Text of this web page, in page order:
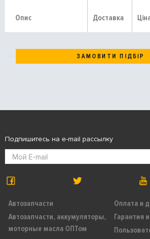
Опис Доставка
ЗАМОВИТИ ПІДБІР
Автозапчасти
Автозапчасти, аккумуляторы,
моторные масла ОПТом
Оплата и
Гарантия
Подпишитесь на e-mail рассылку